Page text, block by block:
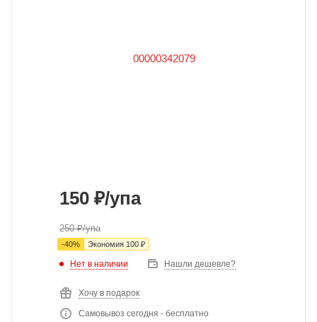
150 ₽/упа
250₽/упа
-40% Экономия 100 ₽
Нет в наличии Нашли дешевле?
Хочу в подарок
Самовывоз сегодня - бесплатно